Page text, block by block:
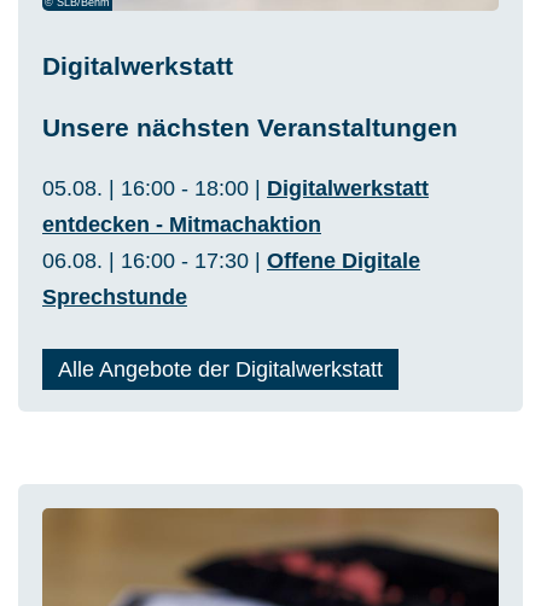
Digitalwerkstatt
Unsere nächsten Veranstaltungen
05.08. | 16:00 - 18:00 | Digitalwerkstatt
entdecken - Mitmachaktion
06.08. | 16:00 - 17:30 | Offene Digitale
Sprechstunde
Alle Angebote der Digitalwerkstatt